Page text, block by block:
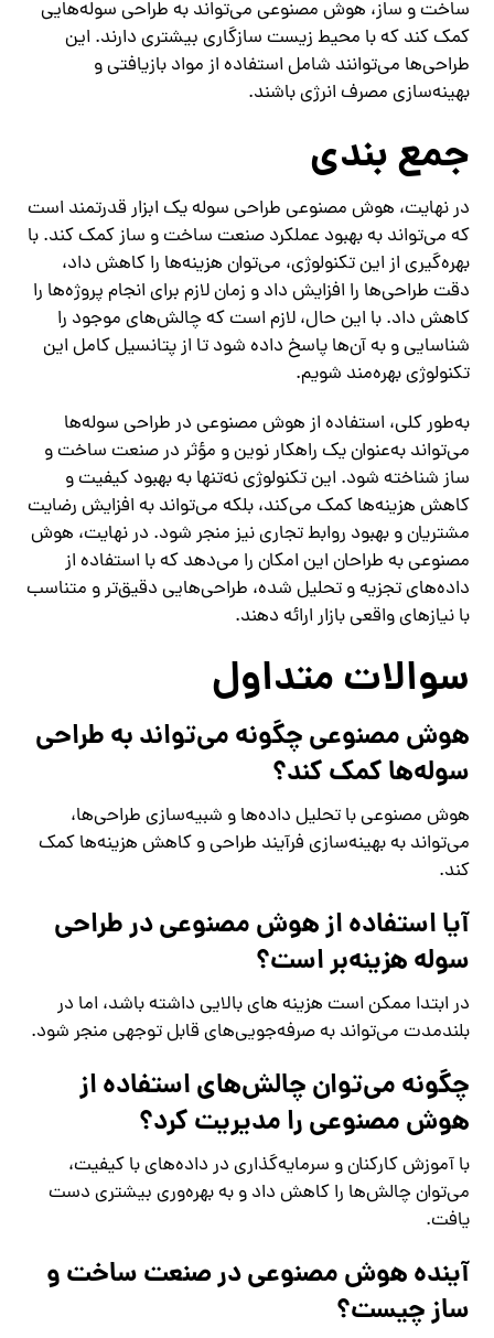
ساخت و ساز، هوش مصنوعی می‌تواند به طراحی سوله‌هایی
کمک کند که با محیط زیست سازگاری بیشتری دارند. این
طراحی‌ها می‌توانند شامل استفاده از مواد بازیافتی و
بهینه‌سازی مصرف انرژی باشند.
جمع‌ بندی
در نهایت، هوش مصنوعی طراحی سوله یک ابزار قدرتمند است
که می‌تواند به بهبود عملکرد صنعت ساخت و ساز کمک کند. با
بهره‌گیری از این تکنولوژی، می‌توان هزینه‌ها را کاهش داد،
دقت طراحی‌ها را افزایش داد و زمان لازم برای انجام پروژه‌ها را
کاهش داد. با این حال، لازم است که چالش‌های موجود را
شناسایی و به آن‌ها پاسخ داده شود تا از پتانسیل کامل این
تکنولوژی بهره‌مند شویم.
به‌طور کلی، استفاده از هوش مصنوعی در طراحی سوله‌ها
می‌تواند به‌عنوان یک راهکار نوین و مؤثر در صنعت ساخت و
ساز شناخته شود. این تکنولوژی نه‌تنها به بهبود کیفیت و
کاهش هزینه‌ها کمک می‌کند، بلکه می‌تواند به افزایش رضایت
مشتریان و بهبود روابط تجاری نیز منجر شود. در نهایت، هوش
مصنوعی به طراحان این امکان را می‌دهد که با استفاده از
داده‌های تجزیه و تحلیل شده، طراحی‌هایی دقیق‌تر و متناسب
با نیازهای واقعی بازار ارائه دهند.
سوالات متداول
هوش مصنوعی چگونه می‌تواند به طراحی
سوله‌ها کمک کند؟
هوش مصنوعی با تحلیل داده‌ها و شبیه‌سازی طراحی‌ها،
می‌تواند به بهینه‌سازی فرآیند طراحی و کاهش هزینه‌ها کمک
کند.
آیا استفاده از هوش مصنوعی در طراحی
سوله هزینه‌بر است؟
در ابتدا ممکن است هزینه‌ های بالایی داشته باشد، اما در
بلندمدت می‌تواند به صرفه‌جویی‌های قابل توجهی منجر شود.
چگونه می‌توان چالش‌های استفاده از
هوش مصنوعی را مدیریت کرد؟
با آموزش کارکنان و سرمایه‌گذاری در داده‌های با کیفیت،
می‌توان چالش‌ها را کاهش داد و به بهره‌وری بیشتری دست
یافت.
آینده هوش مصنوعی در صنعت ساخت و
ساز چیست؟